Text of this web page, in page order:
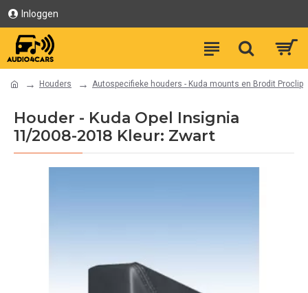
Inloggen
Houders Autospecifieke houders - Kuda mounts en Brodit Proclip
Houder - Kuda Opel Insignia
11/2008-2018 Kleur: Zwart